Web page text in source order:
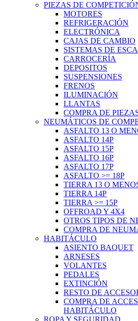
PIEZAS DE
MOTORES
REFRIGERACIÓN
ELECTRÓNICA
CAJAS DE CAMBIO
SISTEMAS DE
CARROCERÍA
DEPOSITOS
SUSPENSIONES
FRENOS
ILUMINACIÓN
LLANTAS
COMPRA DE
NEUMÁTICOS DE
ASFALTO 13 O
ASFALTO 14P
ASFALTO 15P
ASFALTO 16P
ASFALTO 17P
ASFALTO >= 18P
TIERRA 13 O
TIERRA 14P
TIERRA >= 15P
OFFROAD Y 4X4
OTROS TIPOS DE
COMPRA DE
HABITÁCULO
ASIENTO BAQUET
ARNESES
VOLANTES
PEDALES
EXTINCIÓN
RESTO DE
COMPRA DE
HABITÁCULO
ROPA Y SEGURIDAD